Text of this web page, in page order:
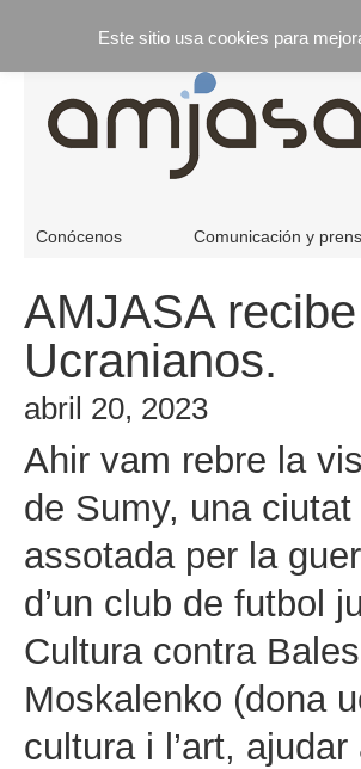
Conócenos Comunicación y
AMJASA
Ucranianos.
abril 20, 2023
Ahir vam rebre la
de Sumy, una
assotada per la
d’un club de futbol
Cultura contra
Moskalenko (dona
cultura i l’art,
Este sitio usa cookies para